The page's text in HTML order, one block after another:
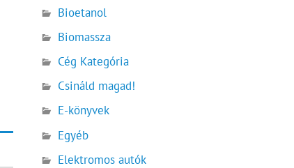
Bioetanol
Biomassza
Cég Kategória
Csináld magad!
E-könyvek
Egyéb
Elektromos autók